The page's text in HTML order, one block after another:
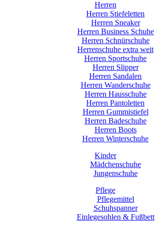
Herren
Herren Stiefeletten
Herren Sneaker
Herren Business Schuhe
Herren Schnürschuhe
Herrenschuhe extra weit
Herren Sportschuhe
Herren Slipper
Herren Sandalen
Herren Wanderschuhe
Herren Hausschuhe
Herren Pantoletten
Herren Gummistiefel
Herren Badeschuhe
Herren Boots
Herren Winterschuhe
Kinder
Mädchenschuhe
Jungenschuhe
Pflege
Pflegemittel
Schuhspanner
Einlegesohlen & Fußbett